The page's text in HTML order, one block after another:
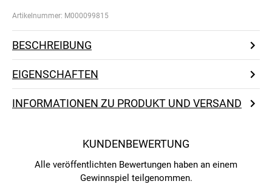
Artikelnummer: M000099815
BESCHREIBUNG
EIGENSCHAFTEN
INFORMATIONEN ZU PRODUKT UND VERSAND
KUNDENBEWERTUNG
Alle veröffentlichten Bewertungen haben an einem
Gewinnspiel teilgenommen.